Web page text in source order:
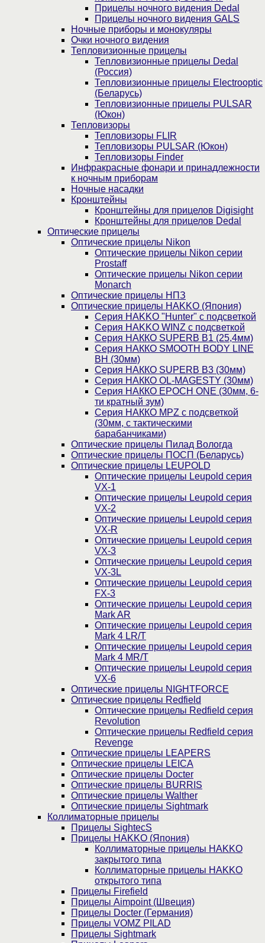
Прицелы ночного видения Dedal
Прицелы ночного видения GALS
Ночные приборы и монокуляры
Очки ночного видения
Тепловизионные прицелы
Тепловизионные прицелы Dedal
(Россия)
Тепловизионные прицелы Electrooptic
(Беларусь)
Тепловизионные прицелы PULSAR
(Юкон)
Тепловизоры
Тепловизоры FLIR
Тепловизоры PULSAR (Юкон)
Тепловизоры Finder
Инфракрасные фонари и принадлежности
к ночным приборам
Ночные насадки
Кронштейны
Кронштейны для прицелов Digisight
Кронштейны для прицелов Dedal
Оптические прицелы
Оптические прицелы Nikon
Оптические прицелы Nikon серии
Prostaff
Оптические прицелы Nikon серии
Monarch
Оптические прицелы НПЗ
Оптические прицелы HAKKO (Япония)
Cерия HAKKO "Hunter" с подсветкой
Серия НAKKO WINZ с подсветкой
Серия НАККО SUPERB B1 (25,4мм)
Серия НАККО SMOOTH BODY LINE
BH (30мм)
Серия НАККО SUPERB B3 (30мм)
Серия НАККО OL-MAGESTY (30мм)
Серия НАККО EPOCH ONE (30мм, 6-
ти кратный зум)
Серия НАККО MPZ с подсветкой
(30мм, c тактическими
барабанчиками)
Оптические прицелы Пилад Вологда
Оптические прицелы ПОСП (Беларусь)
Оптические прицелы LEUPOLD
Оптические прицелы Leupold серия
VX-1
Оптические прицелы Leupold серия
VX-2
Оптические прицелы Leupold серия
VX-R
Оптические прицелы Leupold серия
VX-3
Оптические прицелы Leupold серия
VX-3L
Оптические прицелы Leupold серия
FX-3
Оптические прицелы Leupold серия
Mark AR
Оптические прицелы Leupold серия
Mark 4 LR/T
Оптические прицелы Leupold серия
Mark 4 MR/T
Оптические прицелы Leupold серия
VX-6
Оптические прицелы NIGHTFORCE
Оптические прицелы Redfield
Оптические прицелы Redfield серия
Revolution
Оптические прицелы Redfield серия
Revenge
Оптические прицелы LEAPERS
Оптические прицелы LEICA
Оптические прицелы Docter
Оптические прицелы BURRIS
Оптические прицелы Walther
Оптические прицелы Sightmark
Коллиматорные прицелы
Прицелы SightecS
Прицелы HAKKO (Япония)
Коллиматорные прицелы HAKKO
закрытого типа
Коллиматорные прицелы HAKKO
открытого типа
Прицелы Firefield
Прицелы Aimpoint (Швеция)
Прицелы Docter (Германия)
Прицелы VOMZ PILAD
Прицелы Sightmark